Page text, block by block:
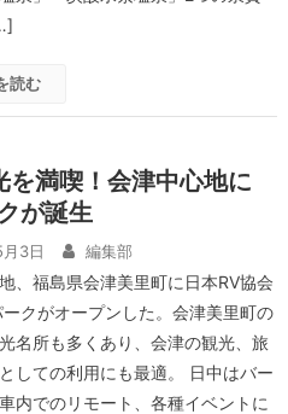
読む
を満喫！会津中心地に
が誕生
3日 編集部
、福島県会津美里町に日本RV協会
クがオープンした。会津美里町の
名所も多くあり、会津の観光、旅
しての利用にも最適。 日中はバー
内でのリモート、各種イベントに